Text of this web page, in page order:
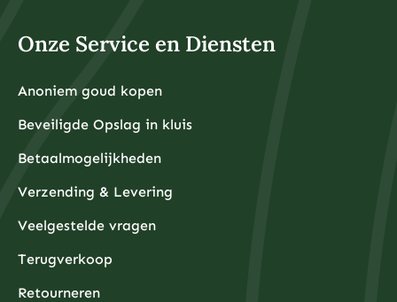
Onze Service en Diensten
Anoniem goud kopen
Beveiligde Opslag in kluis
Betaalmogelijkheden
Verzending & Levering
Veelgestelde vragen
Terugverkoop
Retourneren